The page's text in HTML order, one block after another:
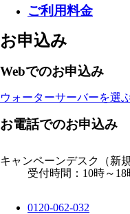
ご利用料金
お申込み
Webでのお申込み
ウォーターサーバーを選
お電話でのお申込み
キャンペーンデスク
（新
受付時間：10時～18
0120-062-032